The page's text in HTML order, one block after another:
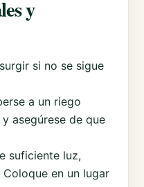
y
si no se sigue
a un riego
asegúrese de que
suficiente luz,
en un lugar